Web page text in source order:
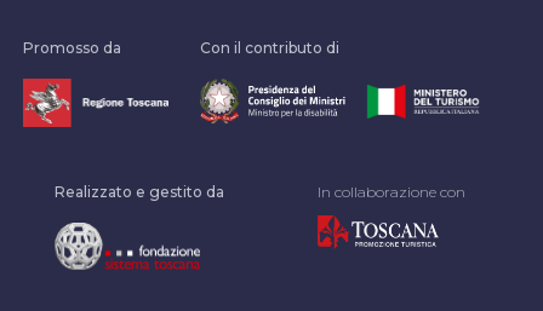
Promosso da Con il contributo di
Realizzato e gestito da In collaborazione con